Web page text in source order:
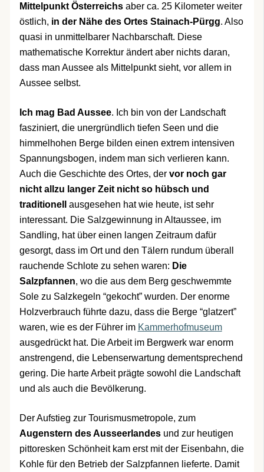
Mittelpunkt Österreichsaber ca. 25 Kilometer weiter
östlich, in der Nähe des Ortes Stainach-Pürgg. Also
quasi in unmittelbarer Nachbarschaft. Diese
mathematische Korrektur ändert aber nichts daran,
dass man Aussee als Mittelpunkt sieht, vor allem in
Aussee selbst.
Ich mag Bad Aussee. Ich bin von der Landschaft
fasziniert, die unergründlich tiefen Seen und die
himmelhohen Berge bilden einen extrem intensiven
Spannungsbogen, indem man sich verlieren kann.
Auch die Geschichte des Ortes, der vor noch gar
nicht allzu langer Zeit nicht so hübsch und
traditionell
ausgesehen hat wie heute, ist sehr
interessant. Die Salzgewinnung in Altaussee, im
Sandling, hat über einen langen Zeitraum dafür
gesorgt, dass im Ort und den Tälern rundum überall
rauchende Schlote zu sehen waren: Die
Salzpfannen, wo die aus dem Berg geschwemmte
Sole zu Salzkegeln “gekocht” wurden. Der enorme
Holzverbrauch führte dazu, dass die Berge “glatzert”
waren, wie es der Führer im Kammerhofmuseum
ausgedrückt hat. Die Arbeit im Bergwerk war enorm
anstrengend, die Lebenserwartung dementsprechend
gering. Die harte Arbeit prägte sowohl die Landschaft
und als auch die Bevölkerung.
Der Aufstieg zur Tourismusmetropole, zum
Augenstern des Ausseerlandesund zur heutigen
pittoresken Schönheit kam erst mit der Eisenbahn, die
Kohle für den Betrieb der Salzpfannen lieferte. Damit